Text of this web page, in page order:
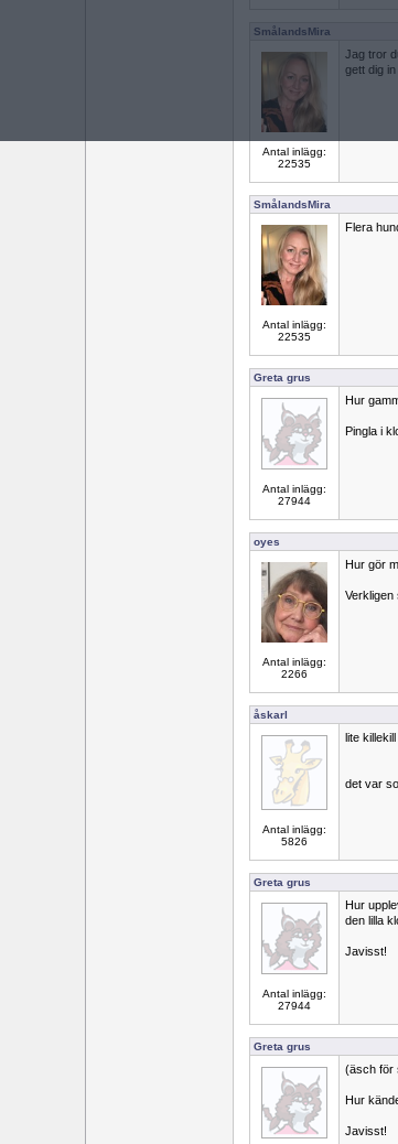
SmålandsMira
Antal inlägg:
22535
Jag tror
gett dig
SmålandsMira
Antal inlägg:
22535
Flera
Greta grus
Antal inlägg:
27944
Hur
Pingla i
oyes
Antal inlägg:
2266
Hur gör
Verkligen
åskarl
Antal inlägg:
5826
lite
det var
Greta grus
Antal inlägg:
27944
Hur
den lilla
Javisst!
Greta grus
(äsch för
Hur
Javisst!